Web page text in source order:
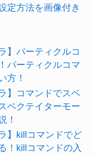
定方法を画像付き
】パーティクルコ
パーティクルコマ
方！
】コマンドでスペ
ペクテイターモー
！
】killコマンドでど
！killコマンドの入